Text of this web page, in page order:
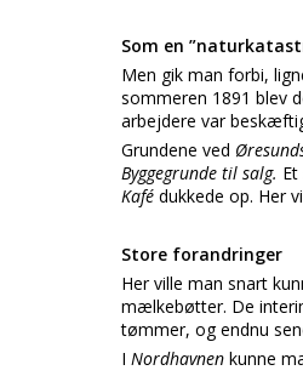
Som en
Men gik man forbi,
sommeren 1891 blev
arbejdere var
Grundene ved
Byggegrunde til salg.
Kafé dukkede op. Her
Store forandringer
Her ville man snart
mælkebøtter. De
tømmer, og endnu
I Nordhavnen kunne